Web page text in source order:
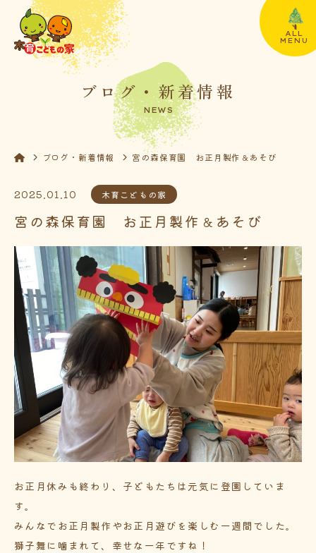
ALL
MENU
ブログ・新着情報
NEWS
ブログ・新着情報 宮の森保育園 お正月製作＆あそび
2025.01.10 木育こどもの家
宮の森保育園 お正月製作＆あそび
お正月休みも終わり、子どもたちは元気に登園していま
す。
みんなでお正月製作やお正月遊びを楽しむ一週間でした。
獅子舞に噛まれて、幸せな一年ですね！